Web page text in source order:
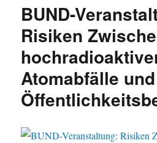
BUND-
Risiken
Atomabfälle und